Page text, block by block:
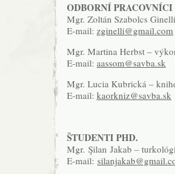
ODBORNÍ PRACOVNÍCI
Mgr. Zoltán Szabolcs Ginelli
E-mail: zginelli@gmail.com
Mgr. Martina Herbst –
E-mail: aassom@savba.sk
Mgr. Lucia Kubrická –
E-mail: kaorkniz@savba.sk
ŠTUDENTI PHD.
Mgr. Şilan Jakab –
E-mail: